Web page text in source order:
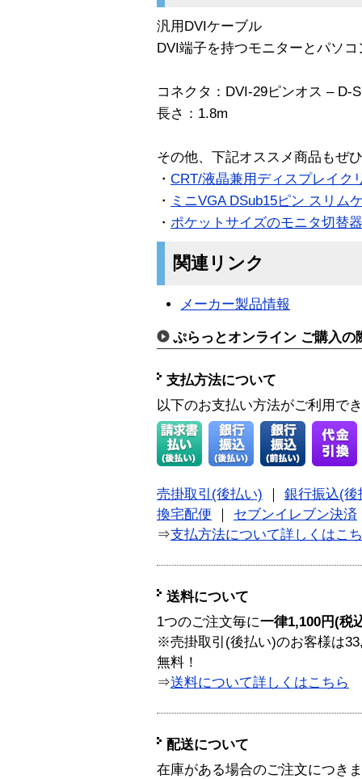
汎用DVIケーブル
DVI端子を持つモニターとパソ
コネクタ：DVI-29ピンオス – D-
長さ：1.8m
その他、下記オススメ商品もぜ
・ CRT/液晶兼用ディスプレイク
・ ミニVGA DSub15ピン スリム
・ ポケットサイズのモニタ切替器
関連リンク
メーカー製品情報
ぷらっとオンライン ご購入の
支払方法について
以下のお支払い方法がご利用で
売掛取引(後払い)
銀行振込(後
換宅配便
セブンイレブン決済
⇒支払方法について詳しくはこ
送料について
1つのご注文毎に一律1,100円(税
※売掛取引(後払い)のお客様は
無料！
⇒送料について詳しくはこちら
配送について
在庫がある場合のご注文につき